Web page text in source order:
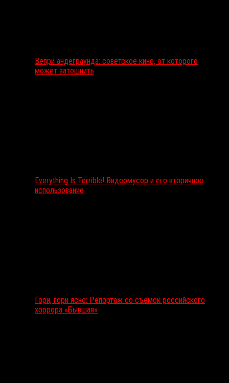
Вепри андеграунда: советское кино, от которого
может затошнить
Everything Is Terrible! Видеомусор и его вторичное
использование
Гори, гори ясно: Репортаж со съемок российского
хоррора «Бывшая»